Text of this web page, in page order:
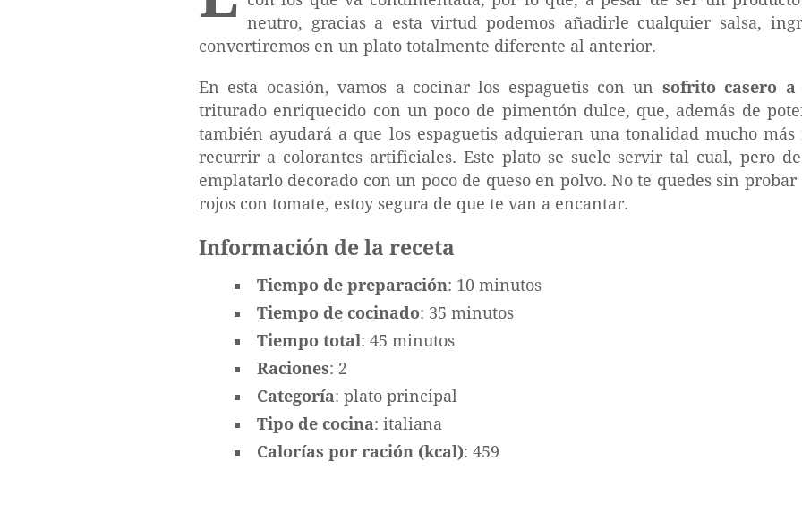
neutro, gracias a esta virtud podemos añadirle cualquier salsa,
convertiremos en un plato totalmente diferente al anterior.
En esta ocasión, vamos a cocinar los espaguetis con un sofrito casero
triturado enriquecido con un poco de pimentón dulce, que, además de
también ayudará a que los espaguetis adquieran una tonalidad mucho
recurrir a colorantes artificiales. Este plato se suele servir tal cual, pero
emplatarlo decorado con un poco de queso en polvo. No te quedes sin probar
rojos con tomate, estoy segura de que te van a encantar.
Información de la receta
Tiempo de preparación: 10 minutos
Tiempo de cocinado: 35 minutos
Tiempo total: 45 minutos
Raciones: 2
Categoría: plato principal
Tipo de cocina: italiana
Calorías por ración (kcal): 459